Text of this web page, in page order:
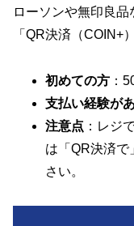
ローソンや無印良
「QR決済（COIN+
初めての方 ：
支払い経験が
注意点 ：レジ
は「QR決済で
さい。